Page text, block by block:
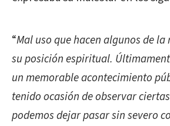
“Mal uso que hacen algunos de
su posición espiritual.
un memorable acontecimiento
tenido ocasión de observar
podemos dejar pasar sin severo